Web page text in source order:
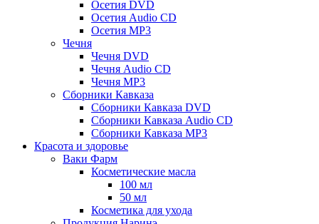
Осетия DVD
Осетия Audio CD
Осетия MP3
Чечня
Чечня DVD
Чечня Audio CD
Чечня MP3
Сборники Кавказа
Сборники Кавказа DVD
Сборники Кавказа Audio CD
Сборники Кавказа MP3
Красота и здоровье
Ваки Фарм
Косметические масла
100 мл
50 мл
Косметика для ухода